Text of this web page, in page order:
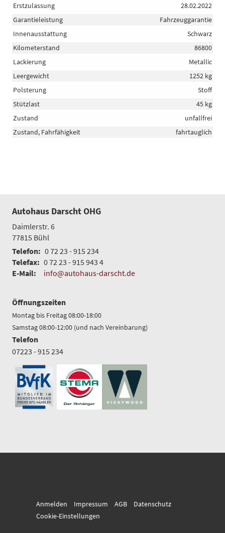
Erstzulassung
28.02.2022
Garantieleistung
Fahrzeuggarantie
Innenausstattung
Schwarz
Kilometerstand
86800
Lackierung
Metallic
Leergewicht
1252 kg
Polsterung
Stoff
Stützlast
45 kg
Zustand
unfallfrei
Zustand, Fahrfähigkeit
fahrtauglich
Autohaus Darscht OHG
Daimlerstr. 6
77815 Bühl
Telefon: 0 72 23 - 915 234
Telefax: 0 72 23 - 915 943 4
E-Mail:
info@autohaus-darscht.de
Öffnungszeiten
Montag bis Freitag 08:00-18:00
Samstag 08:00-12:00 (und nach Vereinbarung)
Telefon
07223 - 915 234
Anmelden Impressum AGB
Datenschutz
Cookie-Einstellungen